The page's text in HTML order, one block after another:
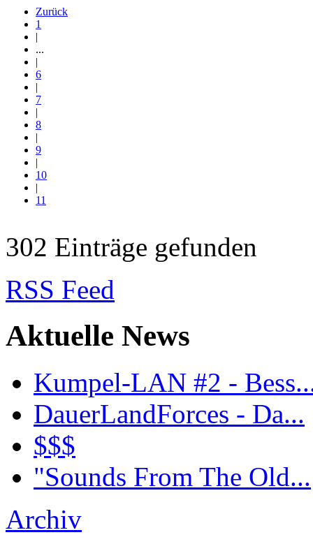
Zurück
1
|
...
|
6
|
7
|
8
|
9
|
10
|
11
302 Einträge gefunden
RSS Feed
Aktuelle News
Kumpel-LAN #2 -
DauerLandForces - Da...
$$$
"Sounds From The Old...
Archiv